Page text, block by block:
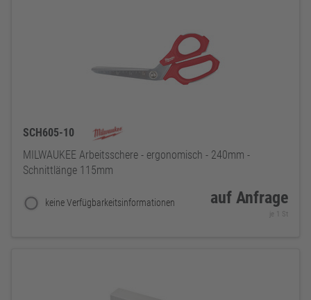
SCH605-10
MILWAUKEE Arbeitsschere - ergonomisch - 240mm -
Schnittlänge 115mm
keine Verfügbarkeitsinformationen auf Anfrage
je 1 St